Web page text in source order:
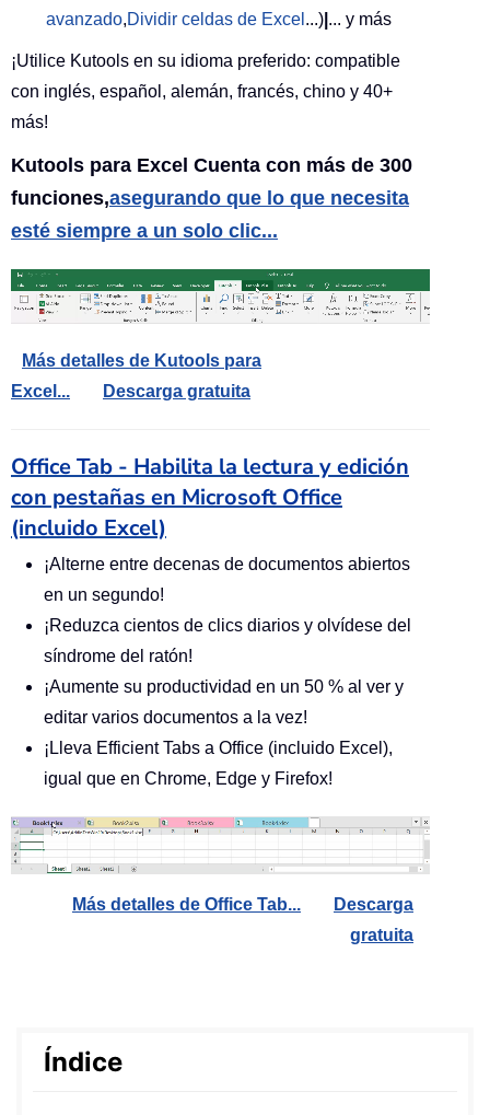
avanzado,Dividir celdas de Excel ...) ... y más
¡Utilice Kutools en su idioma preferido: compatible
con inglés, español, alemán, francés, chino y 40+
más!
Kutools para Excel Cuenta con más de 300
funciones,asegurando que lo que necesita
esté siempre a un solo clic...
Más detalles de Kutools para
Excel...
Descarga gratuita
Office Tab - Habilita la lectura y edición
con pestañas en Microsoft Office
(incluido Excel)
¡Alterne entre decenas de documentos abiertos
en un segundo!
¡Reduzca cientos de clics diarios y olvídese del
síndrome del ratón!
¡Aumente su productividad en un 50 % al ver y
editar varios documentos a la vez!
¡Lleva Efficient Tabs a Office (incluido Excel),
igual que en Chrome, Edge y Firefox!
Más detalles de Office Tab...
Descarga
gratuita
Índice